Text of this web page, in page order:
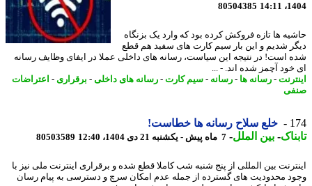
80504385
ها تازه فروکش کرده بود که وارد یک بزنگاه
شدیم و این بار سیم کارت های سفید هم قطع
است! در نتیجه این سیاست، رسانه های داخلی عملا در ایفای وظایف رسانه
آچمز شده اند. - ...
-رسانه ها- رسانه-سیم کارت- رسانه های داخلی -برقراری - اعتراضات
خلع سلاح رسانه ها خطاست!
-بین الملل-7 ماه پیش - یکشنبه 21 دی 1404، 12:40 80503589
بین المللی از پنج شنبه شب کاملا قطع شده و برقراری اینترنت ملی نیز با
محدودیت های گسترده از جمله عدم امکان سرچ و دسترسی به پیام رسان